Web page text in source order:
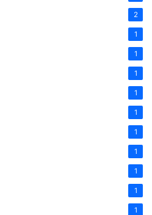
2
1
1
1
1
1
1
1
1
1
1